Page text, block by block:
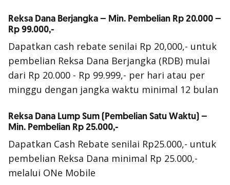
Reksa Dana Berjangka – Min. Pembelian Rp 20.000 –
Rp 99.000,-
Dapatkan cash rebate senilai Rp 20,000,- untuk
pembelian Reksa Dana Berjangka (RDB) mulai
dari Rp 20.000 - Rp 99.999,- per hari atau per
minggu dengan jangka waktu minimal 12 bulan
Reksa Dana Lump Sum (Pembelian Satu Waktu) –
Min. Pembelian Rp 25.000,-
Dapatkan Cash Rebate senilai Rp25.000,- untuk
pembelian Reksa Dana minimal Rp 25.000,-
melalui ONe Mobile